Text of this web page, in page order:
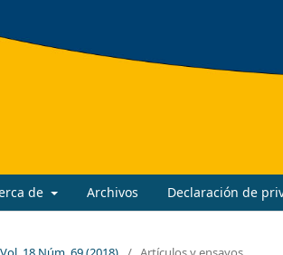
de Archivos Declaración de